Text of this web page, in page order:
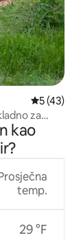
Prosječna
5 (43)
za
kao
temp.
29 °F